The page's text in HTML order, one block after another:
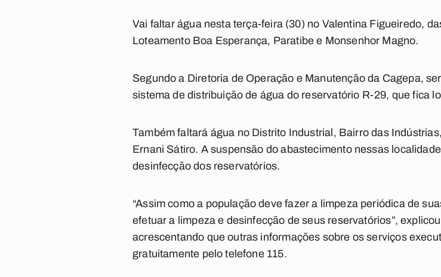
Vai faltar água nesta terça-feira (30) no Valentina Figueiredo,
Loteamento Boa Esperança, Paratibe e Monsenhor Magno.
Segundo a Diretoria de Operação e Manutenção da Cagepa,
sistema de distribuição de água do reservatório R-29, que fica
Também faltará água no Distrito Industrial, Bairro das
Ernani Sátiro. A suspensão do abastecimento nessas
desinfecção dos reservatórios.
“Assim como a população deve fazer a limpeza periódica de
efetuar a limpeza e desinfecção de seus reservatórios”,
acrescentando que outras informações sobre os serviços
gratuitamente pelo telefone 115.